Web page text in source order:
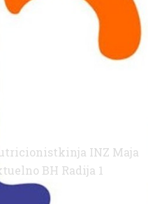
INZ
u emisiji
Radija 1
INZ Maja
BH Radija 1